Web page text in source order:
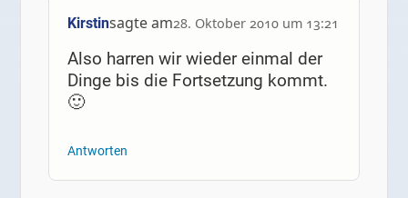
Kirstinsagte am28. Oktober 2010 um 13:21
Also harren wir wieder einmal der
Dinge bis die Fortsetzung kommt.
🙂
Antworten